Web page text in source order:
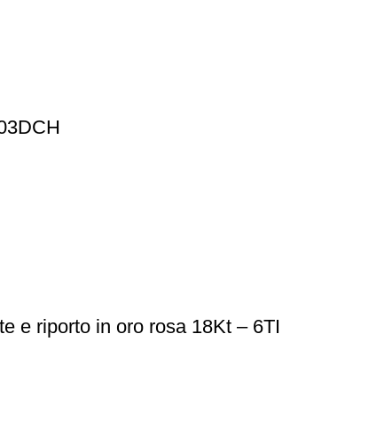
e riporto in oro rosa 18Kt – 6TI